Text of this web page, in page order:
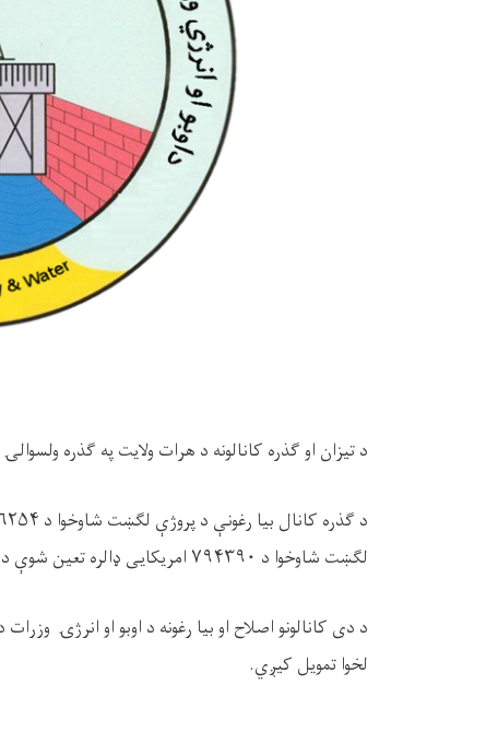
د تیزان او ګذره کانالونه د هرات ولایت په ګذره
د ګذره کانال
لګښت شاوخوا د ۷۹۴۳۹۰ امریکایی ډالره تعین شوې ده.
د دی کانالونو اصلاح او بیا رغونه د اوبو او انرژۍ وزرات
لخوا تمویل کیږي.